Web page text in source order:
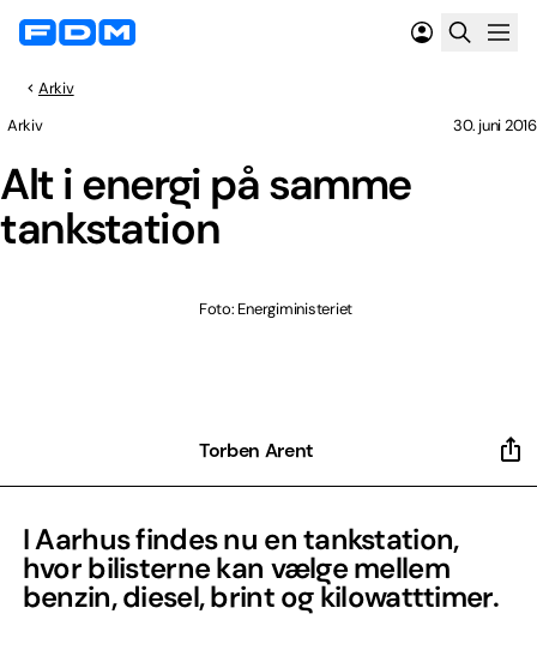
Arkiv
Alt i energi på samme
tankstation
Arkiv 30. juni 2016
Foto: Energiministeriet
Torben Arent
I Aarhus findes nu en tankstation,
hvor bilisterne kan vælge mellem
benzin, diesel, brint og kilowatttimer.